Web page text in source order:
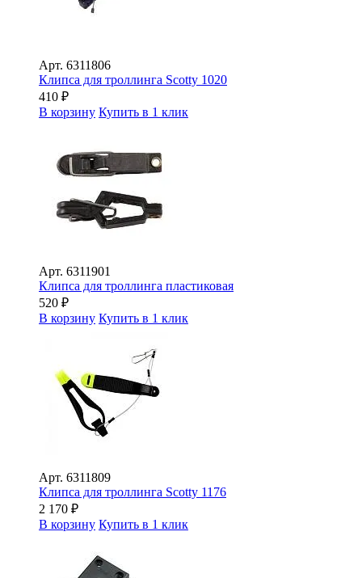
Арт. 6311806
Клипса для троллинга Scotty 1020
410 ₽
В корзину Купить в 1 клик
Арт. 6311901
Клипса для троллинга пластиковая
520 ₽
В корзину Купить в 1 клик
Арт. 6311809
Клипса для троллинга Scotty 1176
2 170 ₽
В корзину Купить в 1 клик